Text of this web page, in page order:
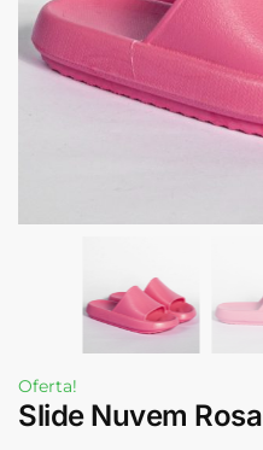
Oferta!
Slide Nuvem Rosa